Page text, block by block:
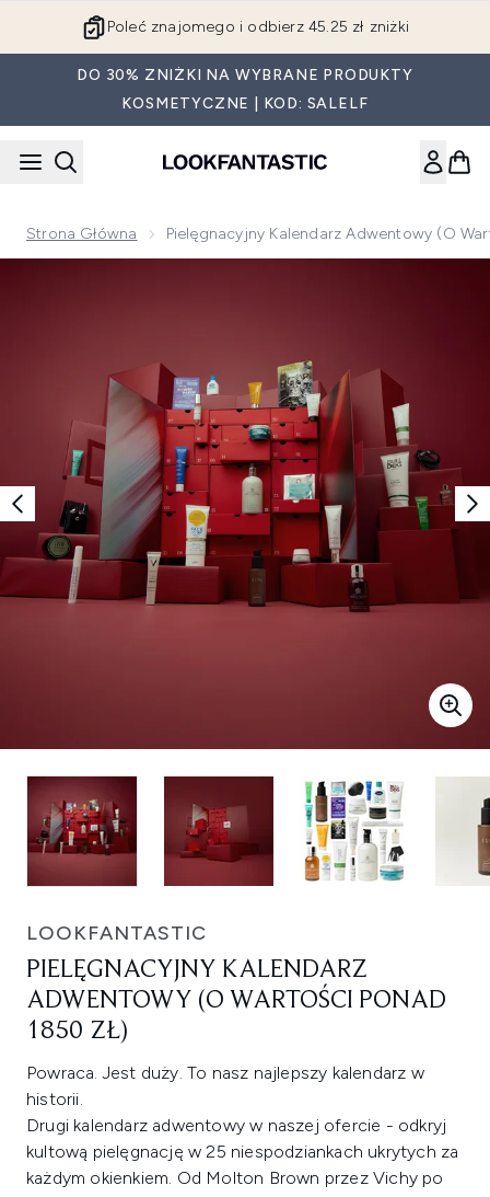
Poleć znajomego i odbierz 45.25 zł zniżki
DO 30% ZNIŻKI NA WYBRANE PRODUKTY
KOSMETYCZNE | KOD: SALELF
Strona Główna Pielęgnacyjny Kalendarz Adwentowy (o
LOOKFANTASTIC
PIELĘGNACYJNY KALENDARZ
ADWENTOWY (O WARTOŚCI PONAD
1850 ZŁ)
Powraca. Jest duży. To nasz najlepszy kalendarz w
historii.
Drugi kalendarz adwentowy w naszej ofercie - odkryj
kultową pielęgnację w 25 niespodziankach ukrytych za
każdym okienkiem. Od Molton Brown przez Vichy po